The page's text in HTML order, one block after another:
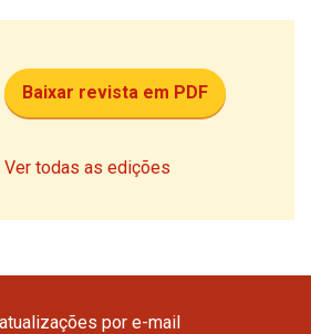
Baixar revista em PDF
Ver todas as edições
por e-mail